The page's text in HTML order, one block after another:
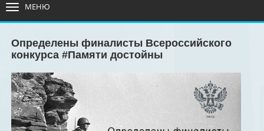
МЕНЮ
Определены финалисты Всероссийского
конкурса #Памяти достойны